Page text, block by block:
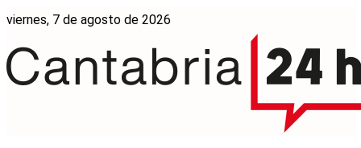
viernes, 7 de agosto de 2026